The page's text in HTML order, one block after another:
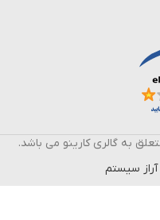
به گالری کارینو می باشد.
آراز سیستم